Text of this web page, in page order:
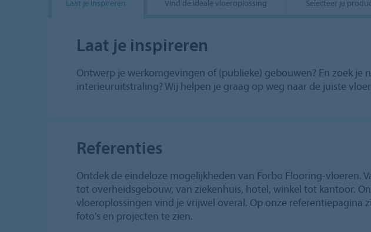
Laat je inspireren Vind de ideale vloeroplossing Selecteer je
Laat je inspireren
Ontwerp je werkomgevingen of (publieke) gebouwen? En zoek
interieuruitstraling? Wij helpen je graag op weg naar de juiste
Referenties
Ontdek de eindeloze mogelijkheden van Forbo Flooring-vloeren.
tot overheidsgebouw, van ziekenhuis, hotel, winkel tot kantoor.
vloeroplossingen vind je vrijwel overal. Op onze referentiepagina
foto's en projecten te zien.